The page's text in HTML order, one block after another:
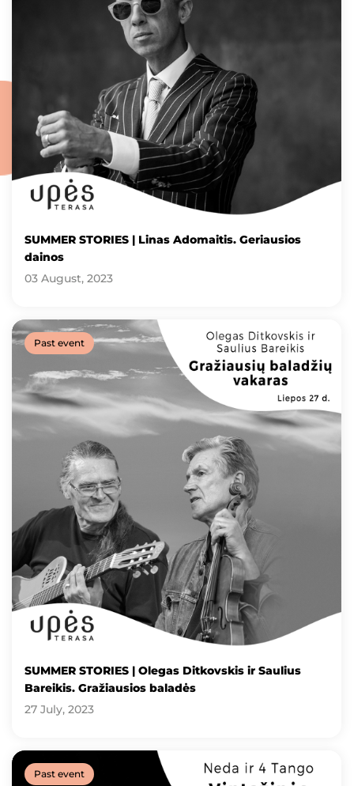
SUMMER STORIES | Linas Adomaitis. Geriausios
dainos
03 August, 2023
Past event
SUMMER STORIES | Olegas Ditkovskis ir Saulius
Bareikis. Gražiausios baladės
27 July, 2023
Past event